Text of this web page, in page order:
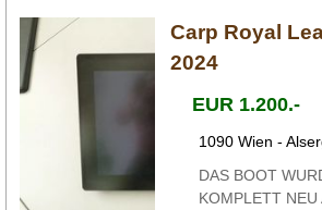
Carp Royal
2024
EUR 1.200.-
1090 Wien -
DAS BOOT
KOMPLETT